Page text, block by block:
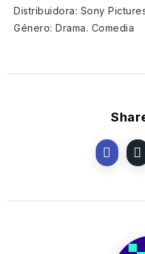
Distribuidora: Sony
Género: Drama. Comedia